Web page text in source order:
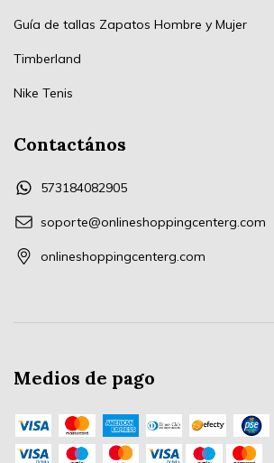
Guía de tallas Zapatos Hombre y Mujer
Timberland
Nike Tenis
Contactános
573184082905
soporte@onlineshoppingcenterg.com
onlineshoppingcenterg.com
Medios de pago